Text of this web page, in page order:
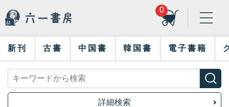
0
新刊 古書 中国書 韓国書 電子書籍
詳細検索